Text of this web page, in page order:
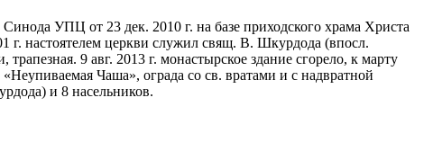
УПЦ от 23 дек. 2010 г. на базе приходского храма Христа
г. настоятелем церкви служил свящ. В. Шкурдода (впосл.
9 авг. 2013 г. монастырское здание сгорело, к марту
Чаша», ограда со св. вратами и с надвратной
и 8 насельников.